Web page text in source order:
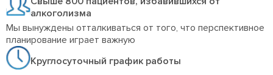
алкоголизма
Мы вынуждены отталкиваться от того, что перспективное
планирование играет важную
Круглосуточный график работы